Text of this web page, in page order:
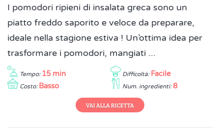
I pomodori ripieni di insalata greca sono un
piatto freddo saporito e veloce da preparare,
ideale nella stagione estiva ! Un’ottima idea per
trasformare i pomodori, mangiati ...
Tempo: 15 min Difficoltà: Facile
Costo: Basso Num. ingredienti: 8
VAI ALLA RICETTA